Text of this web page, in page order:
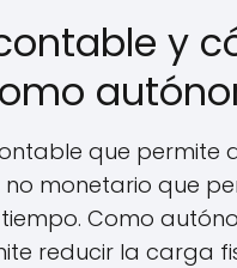
y
que permite
monetario que
Como
reducir la carga